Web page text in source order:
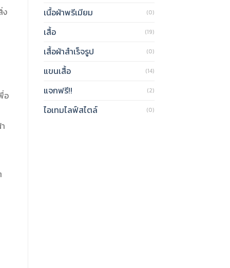
ง
อ
เนื้อผ้าพรีเมียม (0)
เสื้อ (19)
เสื้อผ้าสำเร็จรูป (0)
แขนเสื้อ (14)
แจกฟรี!! (2)
ไอเทมไลฟ์สไตล์ (0)